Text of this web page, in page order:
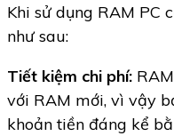
Khi sử dụng RAM PC
như sau:
Tiết kiệm chi phí:
với RAM mới, vì vậy
khoản tiền đáng kể